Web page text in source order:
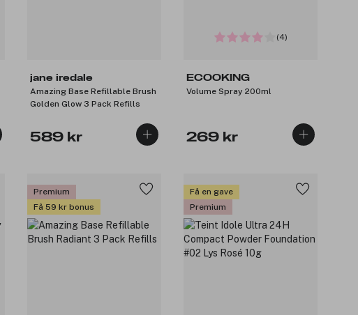
jane iredale
Amazing Base Refillable Brush
Golden Glow 3 Pack Refills
589 kr
(4)
ECOOKING
Volume Spray 200ml
269 kr
Premium
Få 59 kr bonus
Få en gave
Premium